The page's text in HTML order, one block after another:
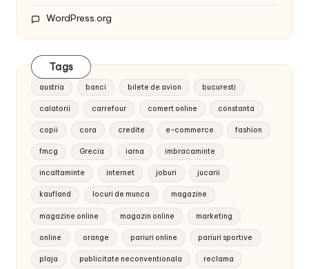
WordPress.org
Tags
austria banci bilete de avion bucuresti
calatorii carrefour comert online constanta
copii cora credite e-commerce fashion
fmcg Grecia iarna imbracaminte
incaltaminte internet joburi jucarii
kaufland locuri de munca magazine
magazine online magazin online marketing
online orange pariuri online pariuri sportive
plaja publicitate neconventionala reclama